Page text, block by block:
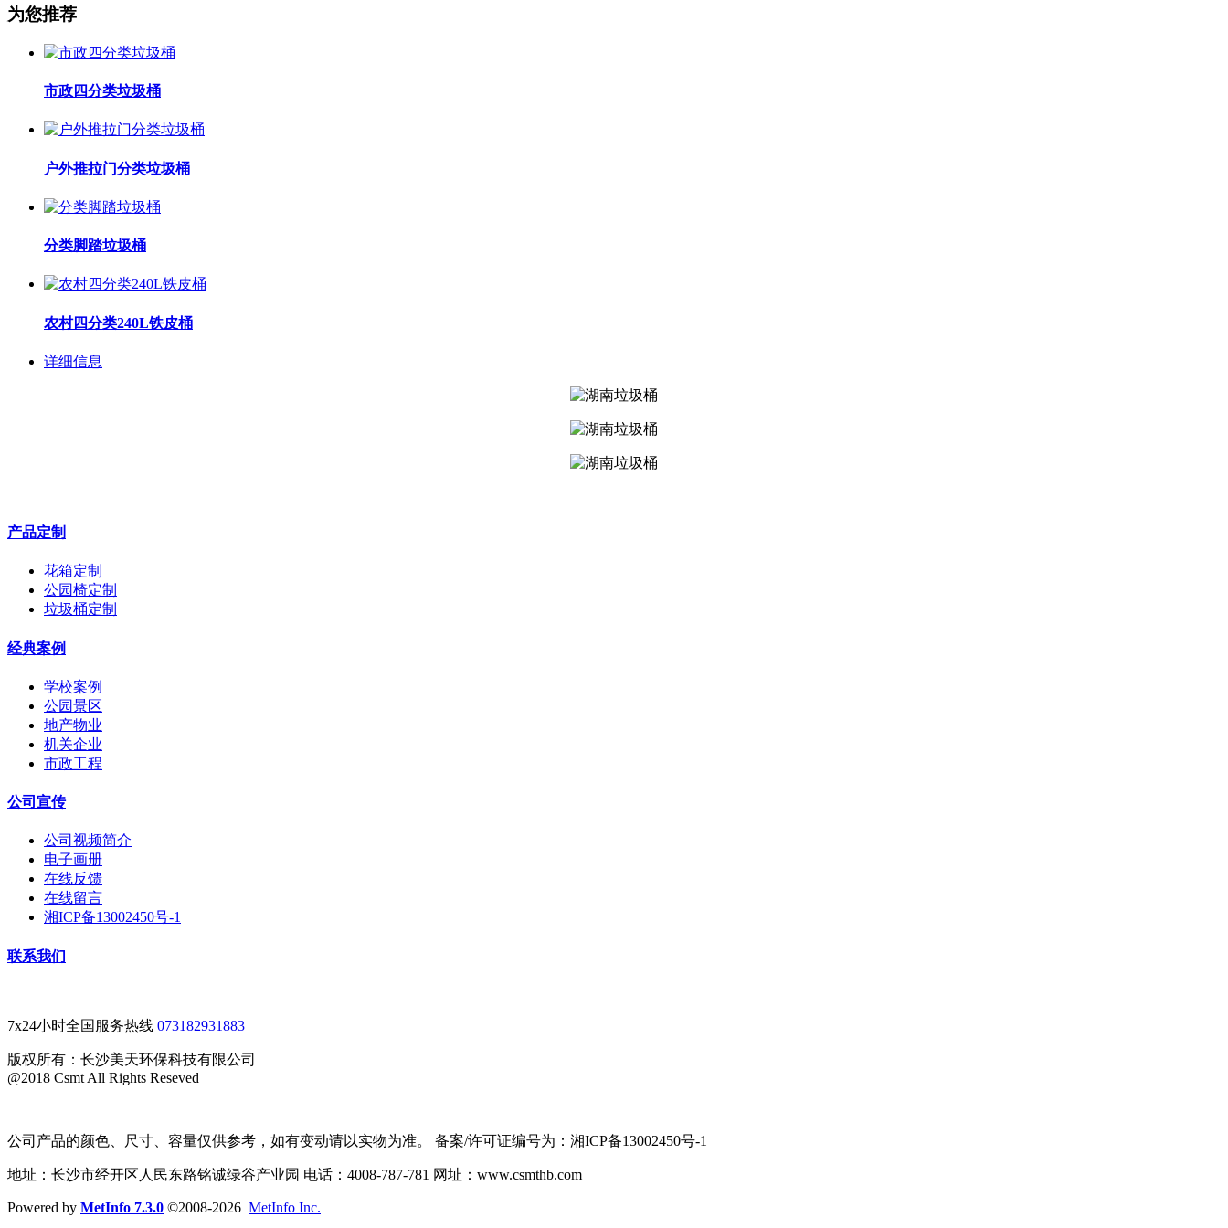
为您推荐
市政四分类垃圾桶
户外推拉门分类垃圾桶
分类脚踏垃圾桶
农村四分类240L铁皮桶
详细信息
产品定制
花箱定制
公园椅定制
垃圾桶定制
经典案例
学校案例
公园景区
地产物业
机关企业
市政工程
公司宣传
公司视频简介
电子画册
在线反馈
在线留言
湘ICP备13002450号-1
联系我们
7x24小时全国服务热线 073182931883
版权所有：长沙美天环保科技有限公司
@2018 Csmt All Rights Reseved
公司产品的颜色、尺寸、容量仅供参考，如有变动请以实物为准。 备案/许可证编号为：湘ICP备13002450号-1
地址：长沙市经开区人民东路铭诚绿谷产业园 电话：4008-787-781 网址：www.csmthb.com
Powered by MetInfo 7.3.0 ©2008-2026 MetInfo Inc.